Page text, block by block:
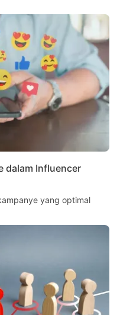
dalam Influencer
yang optimal